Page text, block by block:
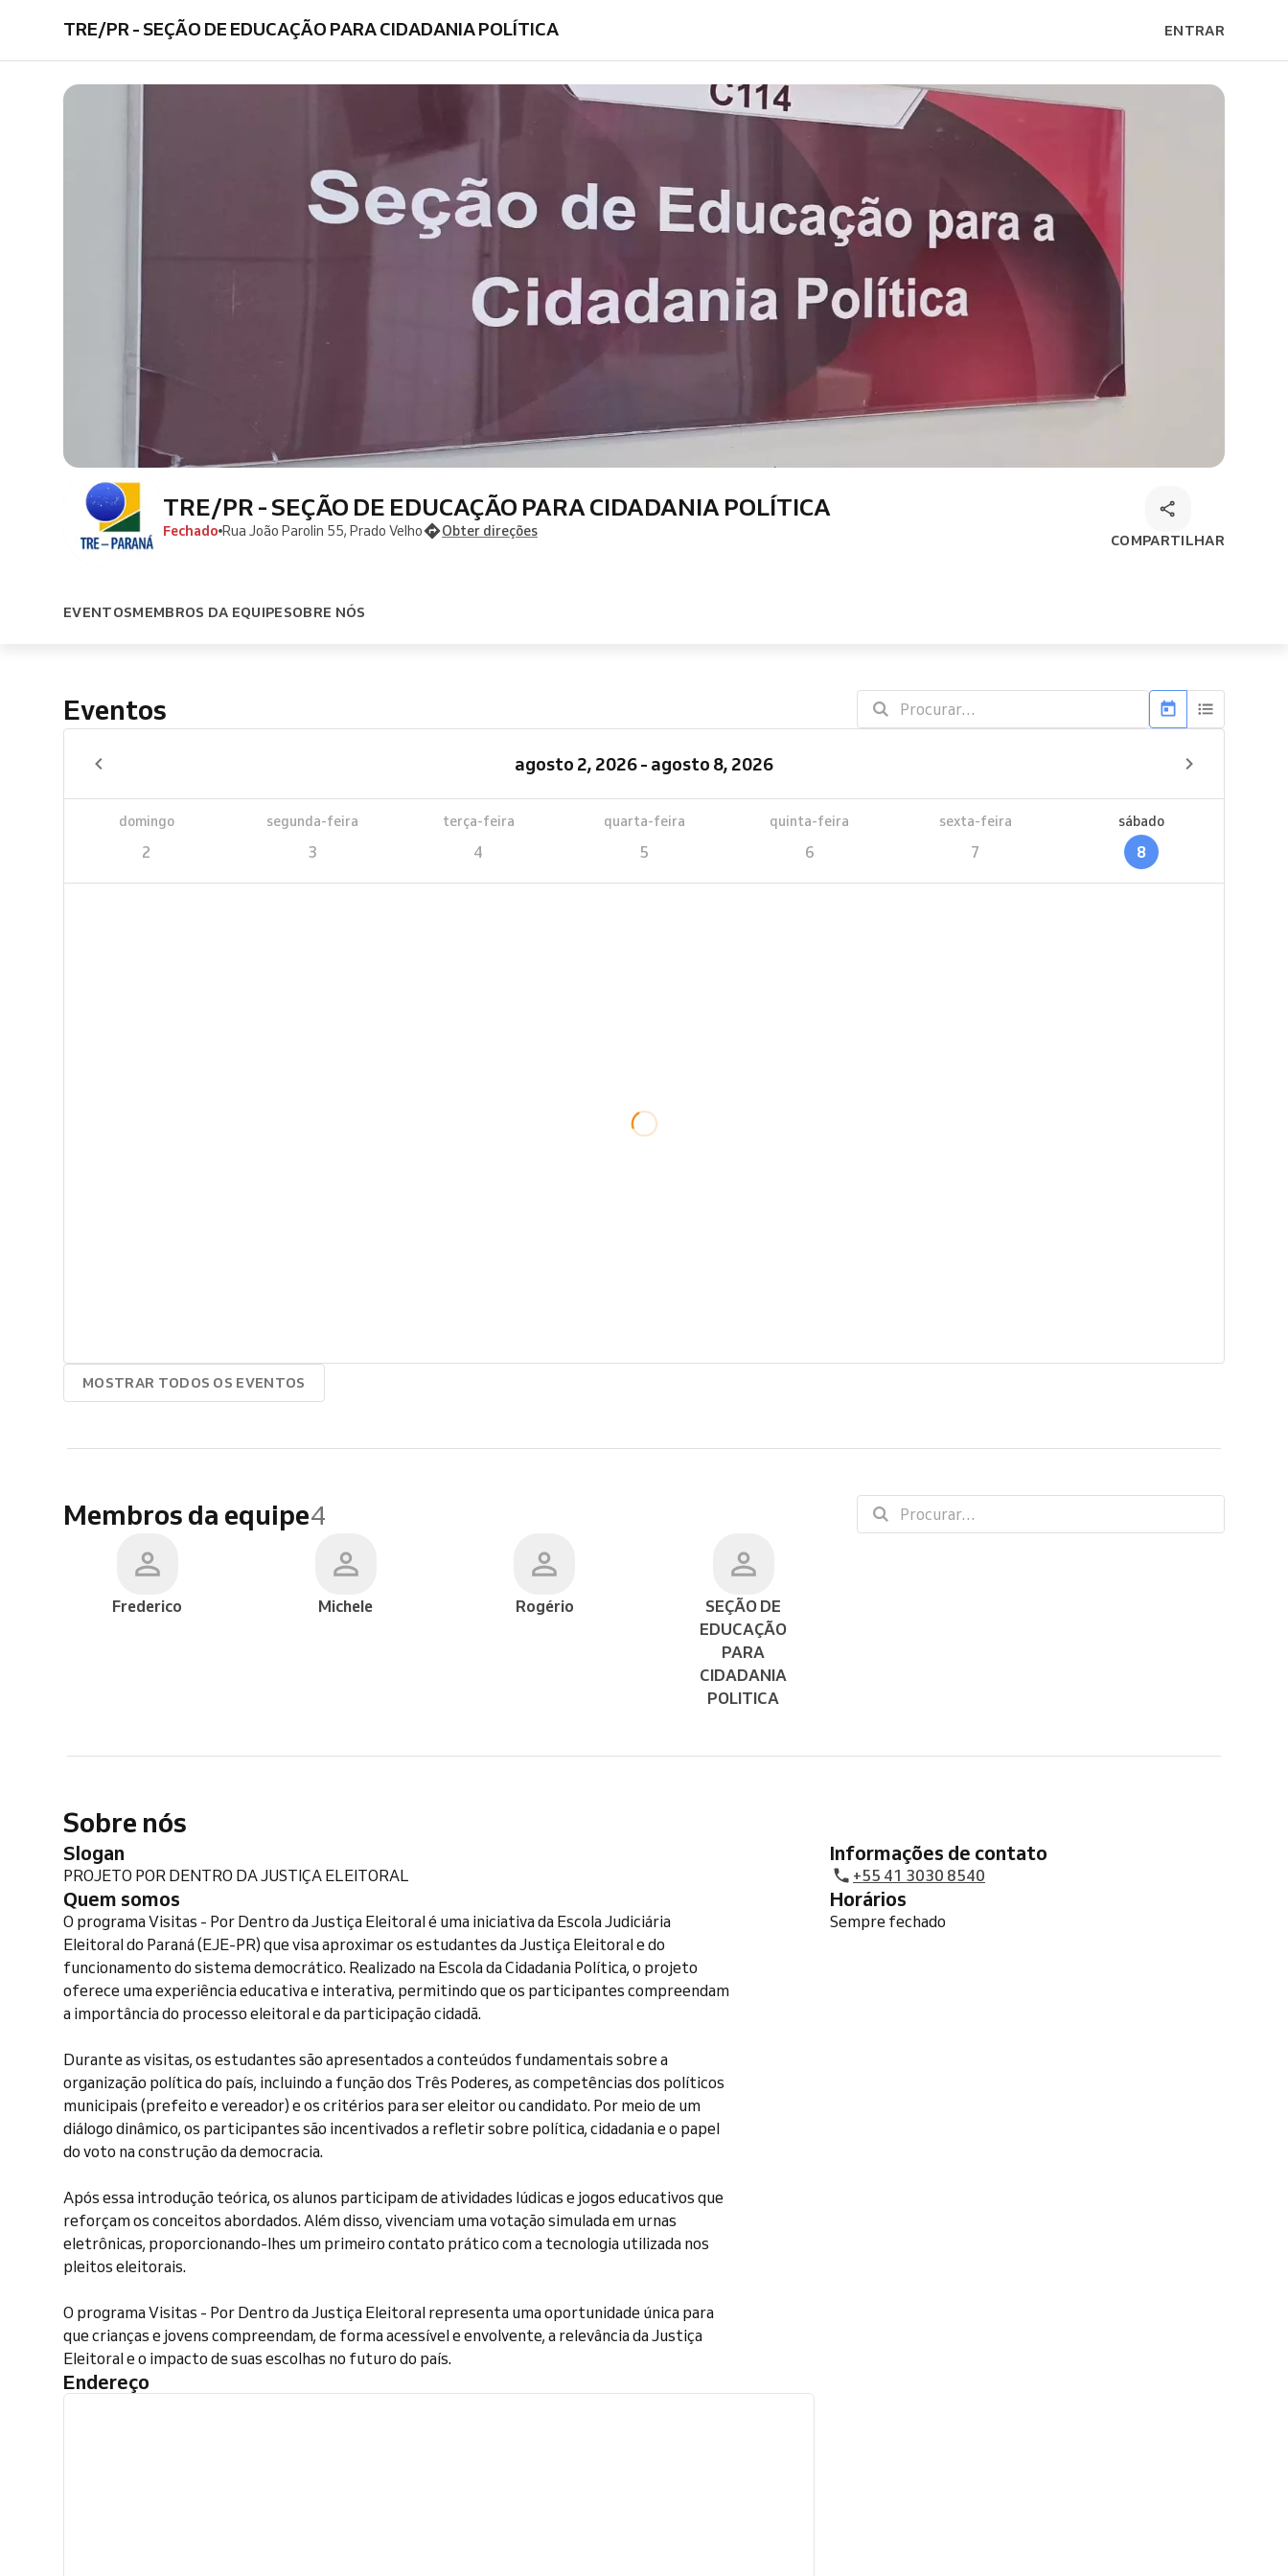
TRE/PR - SEÇÃO DE EDUCAÇÃO PARA CIDADANIA POLÍTICA ENTRAR
TRE/PR - SEÇÃO DE EDUCAÇÃO PARA CIDADANIA POLÍTICA
Fechado Rua João Parolin 55, Prado Velho Obter direções
COMPARTILHAR
EVENTOSMEMBROS DA EQUIPESOBRE NÓS
Eventos
agosto 2, 2026 - agosto 8, 2026
domingo
2
segunda-feira
3
terça-feira
4
quarta-feira
5
quinta-feira
6
sexta-feira
7
sábado
8
MOSTRAR TODOS OS EVENTOS
Membros da equipe4
Frederico Michele Rogério
SEÇÃO DE
EDUCAÇÃO
PARA
CIDADANIA
POLITICA
Sobre nós
Slogan
PROJETO POR DENTRO DA JUSTIÇA ELEITORAL
Quem somos
O programa Visitas - Por Dentro da Justiça Eleitoral é uma iniciativa da Escola Judiciária
Eleitoral do Paraná (EJE-PR) que visa aproximar os estudantes da Justiça Eleitoral e do
funcionamento do sistema democrático. Realizado na Escola da Cidadania Política, o projeto
oferece uma experiência educativa e interativa, permitindo que os participantes compreendam
a importância do processo eleitoral e da participação cidadã.
Durante as visitas, os estudantes são apresentados a conteúdos fundamentais sobre a
organização política do país, incluindo a função dos Três Poderes, as competências dos políticos
municipais (prefeito e vereador) e os critérios para ser eleitor ou candidato. Por meio de um
diálogo dinâmico, os participantes são incentivados a refletir sobre política, cidadania e o papel
do voto na construção da democracia.
Após essa introdução teórica, os alunos participam de atividades lúdicas e jogos educativos que
reforçam os conceitos abordados. Além disso, vivenciam uma votação simulada em urnas
eletrônicas, proporcionando-lhes um primeiro contato prático com a tecnologia utilizada nos
pleitos eleitorais.
O programa Visitas - Por Dentro da Justiça Eleitoral representa uma oportunidade única para
que crianças e jovens compreendam, de forma acessível e envolvente, a relevância da Justiça
Eleitoral e o impacto de suas escolhas no futuro do país.
Endereço
Informações de contato
+55 41 3030 8540
Horários
Sempre fechado